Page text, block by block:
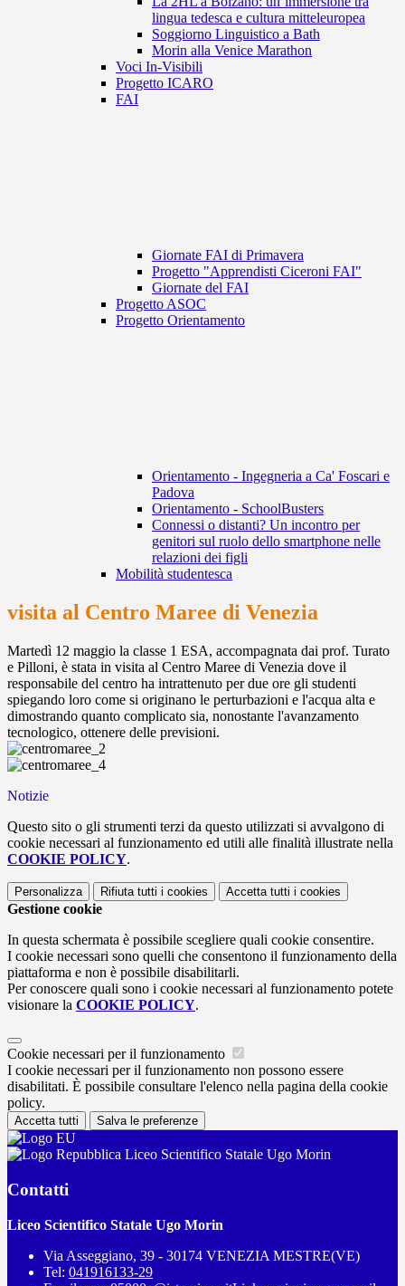
lingua tedesca e cultura mitteleuropea
Soggiorno Linguistico a Bath
Morin alla Venice Marathon
Voci In-Visibili
Progetto ICARO
FAI
Giornate FAI di Primavera
Progetto "Apprendisti Ciceroni FAI"
Giornate del FAI
Progetto ASOC
Progetto Orientamento
Orientamento - Ingegneria a Ca' Foscari e
Padova
Orientamento - SchoolBusters
Connessi o distanti? Un incontro per
genitori sul ruolo dello smartphone nelle
relazioni dei figli
Mobilità studentesca
visita al Centro Maree di Venezia
Martedì 12 maggio la classe 1 ESA, accompagnata dai prof. Turato
e Pilloni, è stata in visita al Centro Maree di Venezia dove il
responsabile del centro ha intrattenuto per due ore gli studenti
spiegando loro come si originano le perturbazioni e l'acqua alta e
dimostrando quanto complicato sia, nonostante l'avanzamento
tecnologico, ottenere delle previsioni.
Notizie
Questo sito o gli strumenti terzi da questo utilizzati si avvalgono di
cookie necessari al funzionamento ed utili alle finalità illustrate nella
COOKIE POLICY.
Personalizza Rifiuta tutti i cookies Accetta tutti i cookies
Gestione cookie
In questa schermata è possibile scegliere quali cookie consentire.
I cookie necessari sono quelli che consentono il funzionamento della
piattaforma e non è possibile disabilitarli.
Per conoscere quali sono i cookie necessari al funzionamento potete
visionare la COOKIE POLICY.
Cookie necessari per il funzionamento
I cookie necessari per il funzionamento non possono essere
disabilitati. È possibile consultare l'elenco nella pagina della cookie
policy.
Accetta tutti Salva le preferenze
Liceo Scientifico Statale Ugo Morin
Contatti
Liceo Scientifico Statale Ugo Morin
Via Asseggiano, 39 - 30174 VENEZIA MESTRE(VE)
Tel: 041916133-29